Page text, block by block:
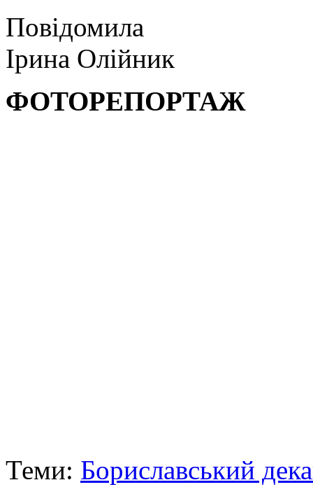
Повідомила
Ірина Олійник
ФОТОРЕПОРТАЖ
Теми: Бориславський